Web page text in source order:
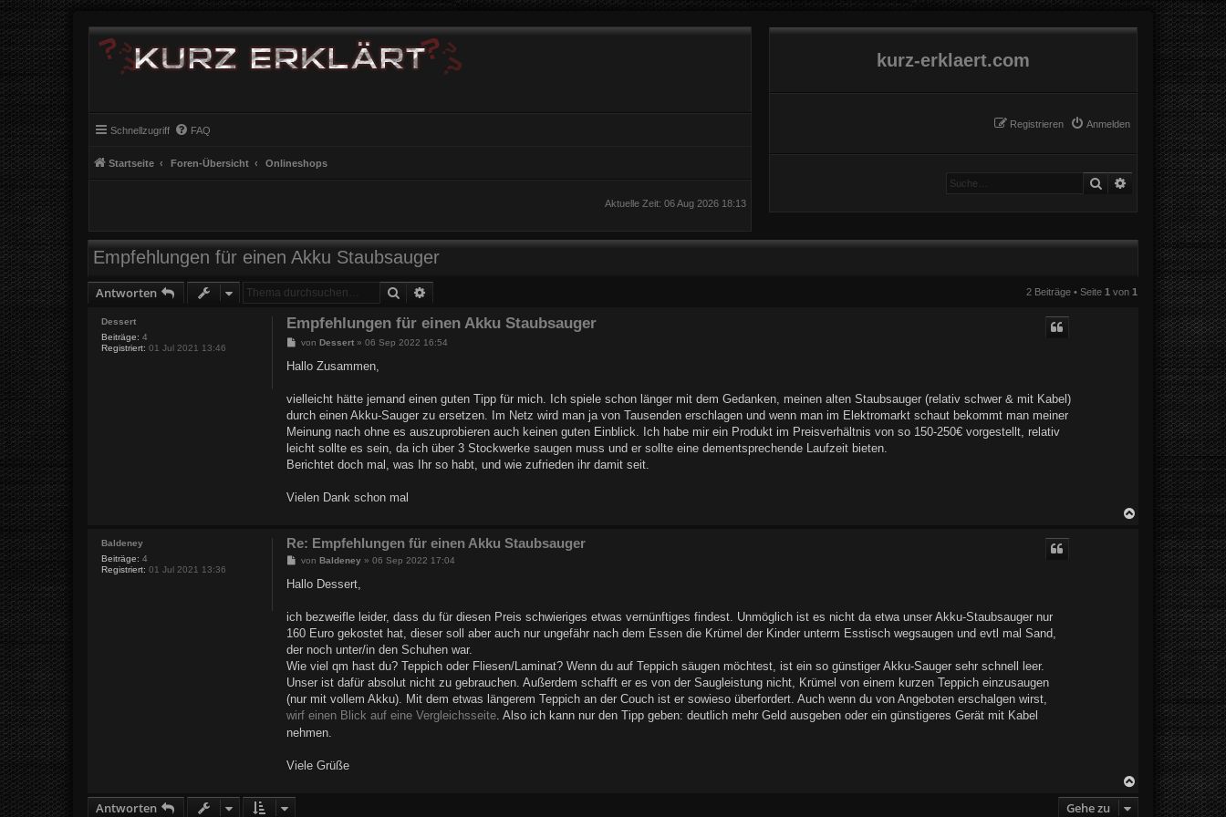
kurz-erklaert.com
Anmelden
Registrieren
Schnellzugriff FAQ
Startseite Foren-Übersicht Onlineshops
Suche Erweiterte Suche
Aktuelle Zeit: 06 Aug 2026 18:13
Empfehlungen für einen Akku Staubsauger
Antworten Suche 2 Beiträge • Seite 1von 1
Dessert
Beiträge: 4
Registriert: 01 Jul 2021 13:46
Empfehlungen für einen Akku Staubsauger
B
i
a
vonDessert »06 Sep 2022 16:54
Hallo Zusammen,
vielleicht hätte jemand einen guten Tipp für mich. Ich spiele schon länger mit dem Gedanken, meinen alten Staubsauger (relativ schwer & mit Kabel)
durch einen Akku-Sauger zu ersetzen. Im Netz wird man ja von Tausenden erschlagen und wenn man im Elektromarkt schaut bekommt man meiner
Meinung nach ohne es auszuprobieren auch keinen guten Einblick. Ich habe mir ein Produkt im Preisverhältnis von so 150-250€ vorgestellt, relativ
leicht sollte es sein, da ich über 3 Stockwerke saugen muss und er sollte eine dementsprechende Laufzeit bieten.
Berichtet doch mal, was Ihr so habt, und wie zufrieden ihr damit seit.
Vielen Dank schon mal
Baldeney
Beiträge: 4
Registriert: 01 Jul 2021 13:36
Re: Empfehlungen für einen Akku Staubsauger
B
i
a
von Baldeney »06 Sep 2022 17:04
Hallo Dessert,
ich bezweifle leider, dass du für diesen Preis schwieriges etwas vernünftiges findest. Unmöglich ist es nicht da etwa unser Akku-Staubsauger nur
160 Euro gekostet hat, dieser soll aber auch nur ungefähr nach dem Essen die Krümel der Kinder unterm Esstisch wegsaugen und evtl mal Sand,
der noch unter/in den Schuhen war.
Wie viel qm hast du? Teppich oder Fliesen/Laminat? Wenn du auf Teppich säugen möchtest, ist ein so günstiger Akku-Sauger sehr schnell leer.
Unser ist dafür absolut nicht zu gebrauchen. Außerdem schafft er es von der Saugleistung nicht, Krümel von einem kurzen Teppich einzusaugen
(nur mit vollem Akku). Mit dem etwas längerem Teppich an der Couch ist er sowieso überfordert. Auch wenn du von Angeboten erschalgen wirst,
wirf einen Blick auf eine Vergleichsseite. Also ich kann nur den Tipp geben: deutlich mehr Geld ausgeben oder ein günstigeres Gerät mit Kabel
nehmen.
Viele Grüße
Antworten Gehe zu